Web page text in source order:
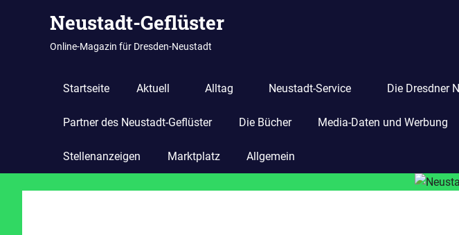
Neustadt-Geflüster
Online-Magazin für Dresden-Neustadt
Startseite Aktuell Alltag Neustadt-Service Die Dresdner
Partner des Neustadt-Geflüster Die Bücher Media-Daten und Werbung
Stellenanzeigen Marktplatz Allgemein